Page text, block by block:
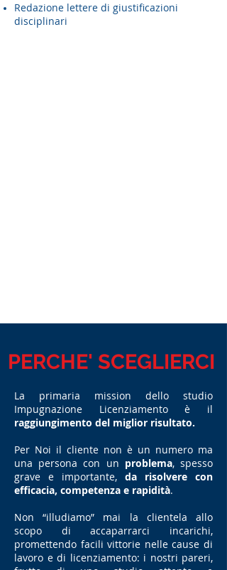
Redazione lettere di giustificazioni
disciplinari
PERCHE' SCEGLIERCI
La primaria mission dello studio
Impugnazione Licenziamento è il
raggiungimento del miglior risultato.
Per Noi il cliente non è un numero ma
una persona con un problema, spesso
grave e importante, da risolvere con
efficacia, competenza e rapidità.
Non “illudiamo” mai la clientela allo
scopo di accaparrarci incarichi,
promettendo facili vittorie nelle cause di
lavoro e di licenziamento: i nostri pareri,